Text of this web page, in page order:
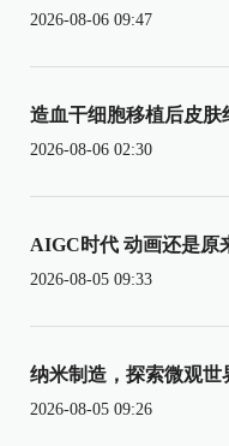
2026-08-06 09:47
造血干细胞移植后皮肤
2026-08-06 02:30
AIGC时代 动画还是原
2026-08-05 09:33
纳米制造，探索微观世
2026-08-05 09:26